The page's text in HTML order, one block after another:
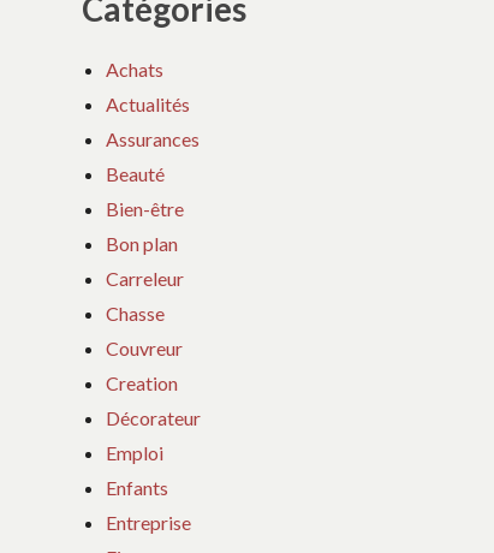
Catégories
Achats
Actualités
Assurances
Beauté
Bien-être
Bon plan
Carreleur
Chasse
Couvreur
Creation
Décorateur
Emploi
Enfants
Entreprise